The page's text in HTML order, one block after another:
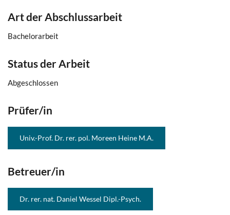
Art der Abschlussarbeit
Bachelorarbeit
Status der Arbeit
Abgeschlossen
Prüfer/in
Univ.-Prof. Dr. rer. pol. Moreen Heine M.A.
Betreuer/in
Dr. rer. nat. Daniel Wessel Dipl.-Psych.